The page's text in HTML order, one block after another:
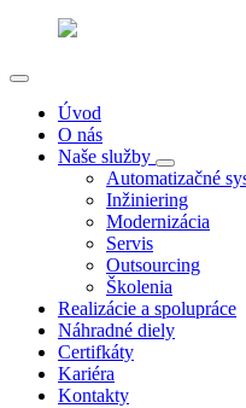
Úvod
O nás
Naše služby
Automatizačné
Inžiniering
Modernizácia
Servis
Outsourcing
Školenia
Realizácie a spolupráce
Náhradné diely
Certifkáty
Kariéra
Kontakty